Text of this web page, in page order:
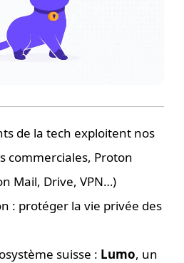
de la tech exploitent nos
commerciales, Proton
Mail, Drive, VPN…)
: protéger la vie privée des
suisse : Lumo, un